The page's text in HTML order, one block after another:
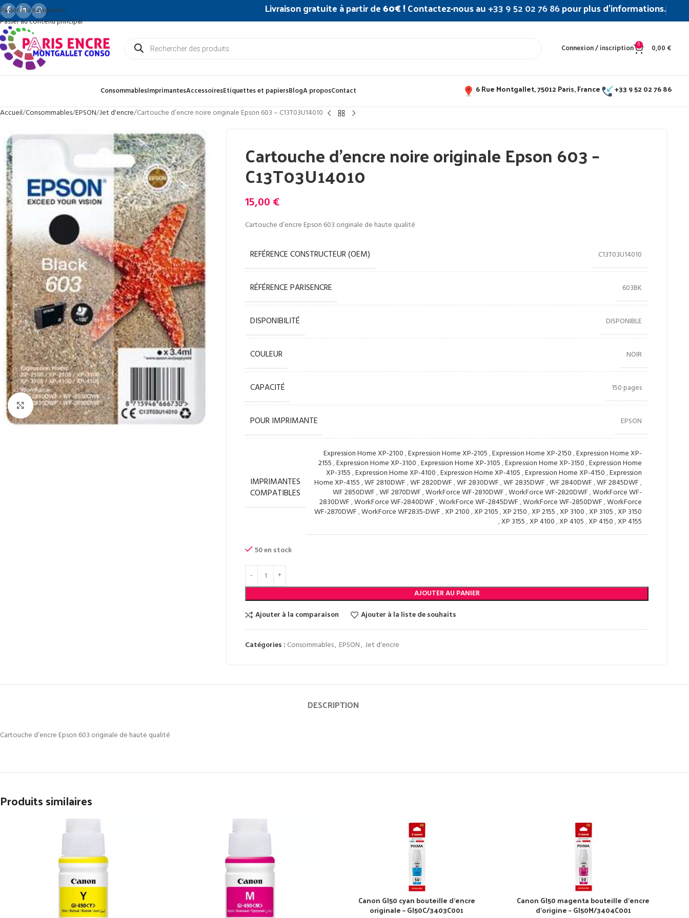
Passer à la navigation
Passer au contenu principal
Livraison gratuite à partir de60€ !Contactez-nous au+33 9 52 02 76 86pour plus d’informations.
Connexion / inscription 0 0,00 €
ConsommablesImprimantesAccessoiresEtiquettes et papiersBlogA proposContact 6 Rue Montgallet, 75012 Paris, France +33 9 52 02 76 86
Accueil Consommables EPSON Jet d'encre Cartouche d’encre noire originale Epson 603 – C13T03U14010
Cliquez pour agrandir
Cartouche d’encre noire originale Epson 603 –
C13T03U14010
15,00 €
Cartouche d’encre Epson 603 originale de haute qualité
REFÉRENCE CONSTRUCTEUR (OEM) C13T03U14010
RÉFÉRENCE PARISENCRE 603BK
DISPONIBILITÉ DISPONIBLE
COULEUR NOIR
CAPACITÉ 150 pages
POUR IMPRIMANTE EPSON
IMPRIMANTES
COMPATIBLES
Expression Home XP-2100,Expression Home XP-2105,Expression Home XP-2150,Expression Home XP-
2155,Expression Home XP-3100,Expression Home XP-3105,Expression Home XP-3150,Expression Home
XP-3155,Expression Home XP-4100,Expression Home XP-4105,Expression Home XP-4150,Expression
Home XP-4155,WF 2810DWF,WF 2820DWF,WF 2830DWF,WF 2835DWF,WF 2840DWF,WF 2845DWF,
WF 2850DWF,WF 2870DWF,WorkForce WF-2810DWF,WorkForce WF-2820DWF,WorkForce WF-
2830DWF,WorkForce WF-2840DWF,WorkForce WF-2845DWF,WorkForce WF-2850DWF,WorkForce
WF-2870DWF,WorkForce WF2835-DWF,XP 2100,XP 2105,XP 2150,XP 2155,XP 3100,XP 3105,XP 3150
,XP 3155,XP 4100,XP 4105,XP 4150,XP 4155
50 en stock
AJOUTER AU PANIER
Ajouter à la comparaison
Ajouter à la liste de souhaits
Catégories : Consommables, EPSON, Jet d'encre
DESCRIPTION
Cartouche d’encre Epson 603 originale de haute qualité
Produits similaires
Canon GI50 cyan bouteille d’encre
originale – GI50C/3403C001
Canon GI50 magenta bouteille d’encre
d’origine – GI50M/3404C001